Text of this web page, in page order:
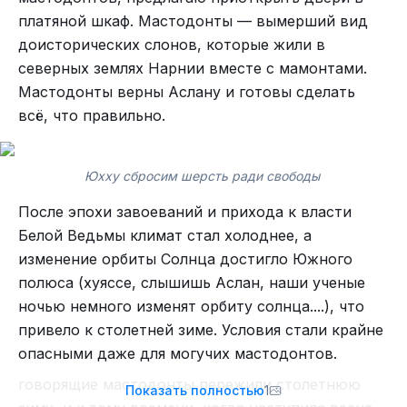
На Озоне за 1162 рублика продавалось данное
произведение. Оно Реально продается
Хм, о чем же эта книга, надо прочитать
аннотацию и подумать, какому другу ее брать в
Узнаваемый облик мастодонта, властелина
ледниковой эпохи, смотрел на них из глубины
тысячелетий.
платяной шкаф. Мастодонты — вымерший вид
доисторических слонов, которые жили в
северных землях Нарнии вместе с мамонтами.
Мастодонты верны Аслану и готовы сделать
всё, что правильно.
Юхху сбросим шерсть ради свободы
После эпохи завоеваний и прихода к власти
Белой Ведьмы климат стал холоднее, а
изменение орбиты Солнца достигло Южного
полюса (хуяссе, слышишь Аслан, наши ученые
ночью немного изменят орбиту солнца....), что
привело к столетней зиме. Условия стали крайне
опасными даже для могучих мастодонтов.
говорящие мастодонты пережили столетнюю
Показать полностью1